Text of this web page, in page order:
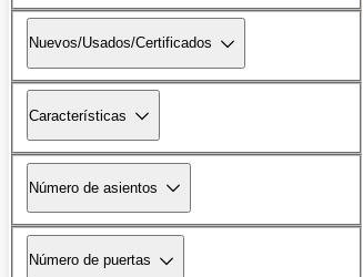
Nuevos/Usados/Certificados
Características
Número de asientos
Número de puertas